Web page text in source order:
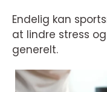
Endelig kan
at lindre stress
generelt.